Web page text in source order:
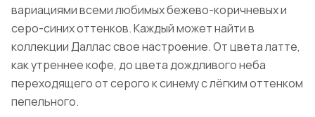
вариациями всеми любимых бежево-коричневых и
серо-синих оттенков. Каждый может найти в
коллекции Даллас свое настроение. От цвета латте,
как утреннее кофе, до цвета дождливого неба
переходящего от серого к синему с лёгким оттенком
пепельного.